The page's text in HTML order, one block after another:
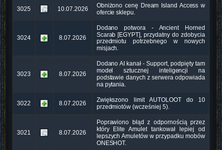
3025 10.07.2026
Obniżono cenę Dream Island Access w
ofercie sklepu.
3024 8.07.2026
Dodano potwora - Ancient Horned
Scarab [EGYPT], przydatny do zdobycia
przedmiotu potrzebnego w nowych
misjach.
3023 8.07.2026
Dodano AI kanał - Support, podpięty tam
model sztucznej inteligencji na
podstawie danych z serwera odpowiada
na pytania.
3022 8.07.2026
Zwiększono limit AUTOLOOT do 10
przedmiotów (wcześniej 5).
3021 8.07.2026
Poprawiono błąd z odpornością przez
który Elite Amulet tankował lepiej od
lepszych Amuletów w przypadku mobów
ONESHOT.